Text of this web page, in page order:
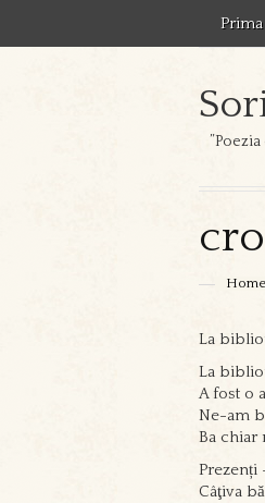
Home
La
La
A fost o
Ne-am
Ba chiar
Prezenți
Câţiva